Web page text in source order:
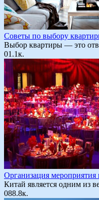
Советы по выбору
Выбор квартиры — это
01.1к.
Организация мероприятия
Китай является одним из
088.8к.